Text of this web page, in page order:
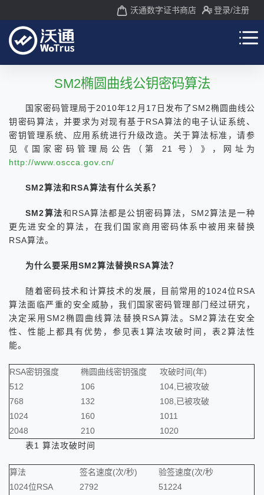
沃通数字证书商店 登录/注册
SM2椭圆曲线公钥密码算法
国家密码管理局于2010年12月17日发布了SM2椭圆曲线公
钥密码算法，并要求为对现有基于RSA算法的电子认证系统、
密钥管理系统、应用系统进行升级改造。关于算法标准，请参
见《国家密码管理局公告（第 21 号）》，网址为
http://www.oscca.gov.cn/
SM2算法和RSA算法有什么关系？
SM2算法和RSA算法都是公钥密码算法，SM2算法是一种
更先进安全的算法，在我们国家商用密码体系中被用来替换
RSA算法。
为什么要采用SM2算法替换RSA算法？
随着密码技术和计算技术的发展，目前常用的1024位RSA
算法面临严重的安全威胁，我们国家密码管理部门经过研究，
决定采用SM2椭圆曲线算法替换RSA算法。SM2算法在安全
性、性能上都具有优势，参见表1算法攻破时间，表2算法性
能。
RSA密钥强度 椭圆曲线密钥强度
攻破时间(年)
512
106
104,已被攻破
768
132
108,已被攻破
1024
160
1011
2048
210
1020
表1 算法攻破时间
算法 签名速度(次/秒)
验签速度(次/秒
1024位RSA
2792
51224